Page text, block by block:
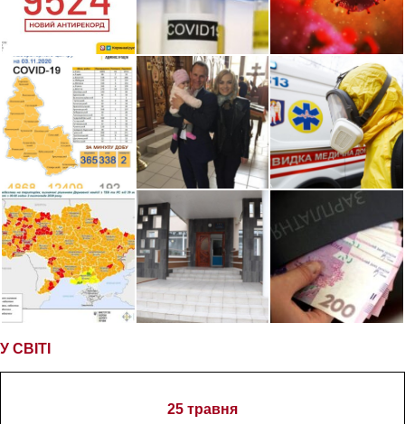
У СВІТІ
25 травня